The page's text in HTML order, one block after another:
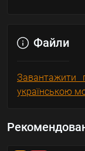
Файли
Завантажити
українською